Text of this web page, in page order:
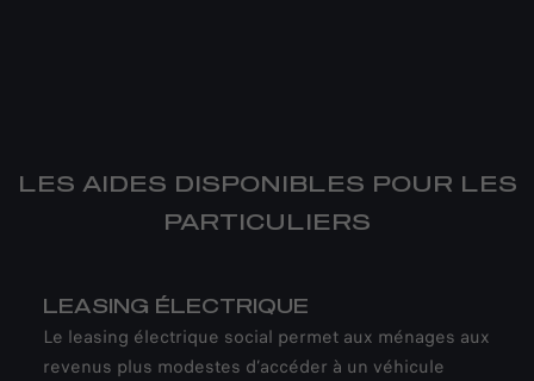
LES AIDES DISPONIBLES POUR LES
PARTICULIERS
LEASING ÉLECTRIQUE
Le leasing électrique social permet aux ménages aux
revenus plus modestes d’accéder à un véhicule